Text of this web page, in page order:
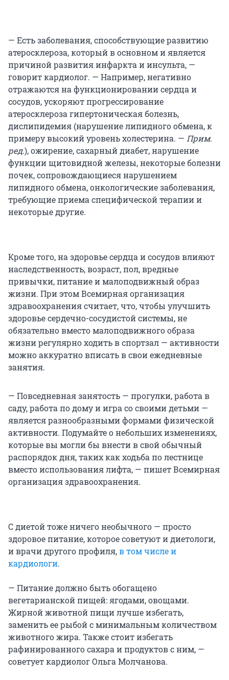
— Есть заболевания, способствующие развитию
атеросклероза, который в основном и является
причиной развития инфаркта и инсульта, —
говорит кардиолог. — Например, негативно
отражаются на функционировании сердца и
сосудов, ускоряют прогрессирование
атеросклероза гипертоническая болезнь,
дислипидемия (нарушение липидного обмена, к
примеру высокий уровень холестерина. — Прим.
ред.), ожирение, сахарный диабет, нарушение
функции щитовидной железы, некоторые болезни
почек, сопровождающиеся нарушением
липидного обмена, онкологические заболевания,
требующие приема специфической терапии и
некоторые другие.
Кроме того, на здоровье сердца и сосудов влияют
наследственность, возраст, пол, вредные
привычки, питание и малоподвижный образ
жизни. При этом Всемирная организация
здравоохранения считает, что, чтобы улучшить
здоровье сердечно-сосудистой системы, не
обязательно вместо малоподвижного образа
жизни регулярно ходить в спортзал — активности
можно аккуратно вписать в свои ежедневные
занятия.
— Повседневная занятость — прогулки, работа в
саду, работа по дому и игра со своими детьми —
является разнообразными формами физической
активности. Подумайте о небольших изменениях,
которые вы могли бы внести в свой обычный
распорядок дня, таких как ходьба по лестнице
вместо использования лифта, — пишет Всемирная
организация здравоохранения.
С диетой тоже ничего необычного — просто
здоровое питание, которое советуют и диетологи,
и врачи другого профиля,в том числе и
кардиологи.
— Питание должно быть обогащено
вегетарианской пищей: ягодами, овощами.
Жирной животной пищи лучше избегать,
заменить ее рыбой с минимальным количеством
животного жира. Также стоит избегать
рафинированного сахара и продуктов с ним, —
советует кардиолог Ольга Молчанова.